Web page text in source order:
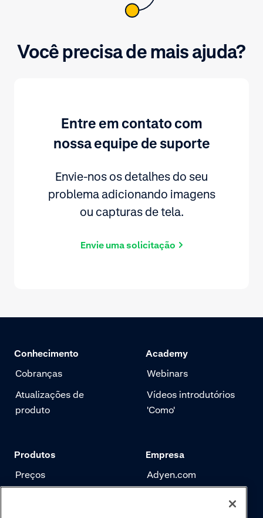
Você precisa de mais ajuda?
Entre em contato com
nossa equipe de suporte
Envie-nos os detalhes do seu
problema adicionando imagens
ou capturas de tela.
Envie uma solicitação
Conhecimento
Cobranças
Atualizações de
produto
Academy
Webinars
Vídeos introdutórios
'Como'
Produtos
Preços
Empresa
Adyen.com